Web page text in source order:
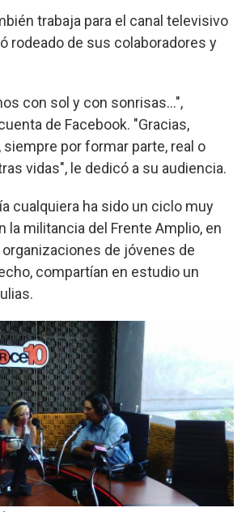
trabaja para el canal televisivo
rodeado de sus colaboradores y
con sol y con sonrisas...",
de Facebook. "Gracias,
por formar parte, real o
vidas", le dedicó a su audiencia.
cualquiera ha sido un ciclo muy
la militancia del Frente Amplio, en
de jóvenes de
compartían en estudio un